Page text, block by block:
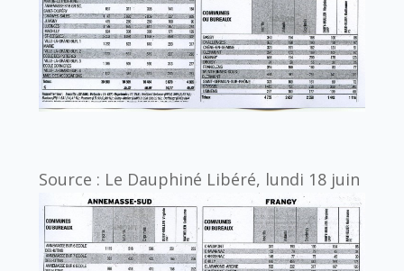
Source : Le Dauphiné Libéré, lundi 18 juin